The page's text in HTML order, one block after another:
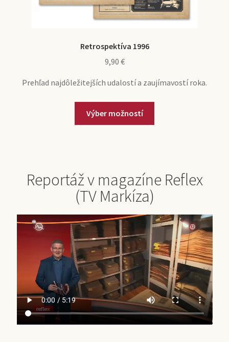
Retrospektíva 1996
9,90 €
Prehľad najdôležitejších udalostí a zaujímavostí roka.
Výber možností
Reportáž v magazíne Reflex
(TV Markíza)